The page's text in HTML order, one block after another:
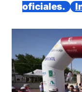
oficiales.